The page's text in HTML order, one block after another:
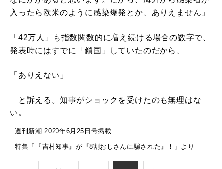
入ったら欧米のように感染爆発とか、ありえません」
「42万人」も指数関数的に増え続ける場合の数字で、
発表時にはすでに「鎖国」していたのだから、
「ありえない」
と訴える。知事がショックを受けたのも無理はな
い。
週刊新潮 2020年6月25日号掲載
特集「『吉村知事』が『8割おじさんに騙された』！」より